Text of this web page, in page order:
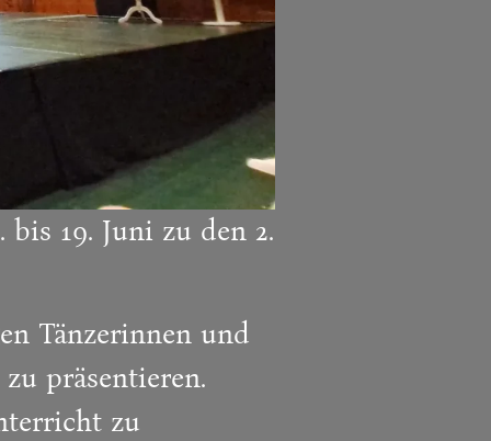
bis 19. Juni zu den 2.
Tänzerinnen und
präsentieren.
zu